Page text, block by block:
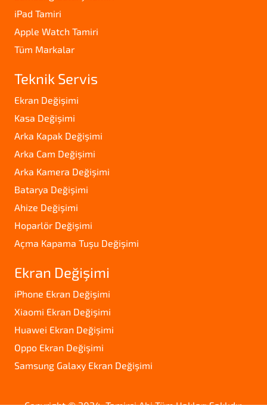
iPad Tamiri
Apple Watch Tamiri
Tüm Markalar
Teknik Servis
Ekran Değişimi
Kasa Değişimi
Arka Kapak Değişimi
Arka Cam Değişimi
Arka Kamera Değişimi
Batarya Değişimi
Ahize Değişimi
Hoparlör Değişimi
Açma Kapama Tuşu Değişimi
Ekran Değişimi
iPhone Ekran Değişimi
Xiaomi Ekran Değişimi
Huawei Ekran Değişimi
Oppo Ekran Değişimi
Samsung Galaxy Ekran Değişimi
Copyright © 2024. Tamirci Abi Tüm Hakları Saklıdır.